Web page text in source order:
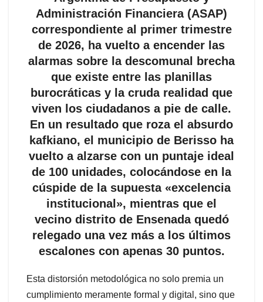
Administración Financiera (ASAP)
correspondiente al primer trimestre
de 2026, ha vuelto a encender las
alarmas sobre la descomunal brecha
que existe entre las planillas
burocráticas y la cruda realidad que
viven los ciudadanos a pie de calle.
En un resultado que roza el absurdo
kafkiano, el municipio de Berisso ha
vuelto a alzarse con un puntaje ideal
de 100 unidades, colocándose en la
cúspide de la supuesta «excelencia
institucional», mientras que el
vecino distrito de Ensenada quedó
relegado una vez más a los últimos
escalones con apenas 30 puntos.
Esta distorsión metodológica no solo premia un
cumplimiento meramente formal y digital, sino que